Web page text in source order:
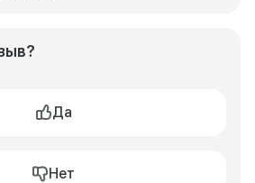
Да
Нет